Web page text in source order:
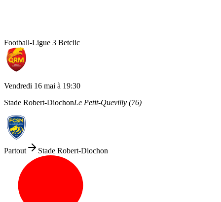
Football-Ligue 3 Betclic
Vendredi 16 mai à 19:30
Stade Robert-DiochonLe Petit-Quevilly (76)
Partout Stade Robert-Diochon